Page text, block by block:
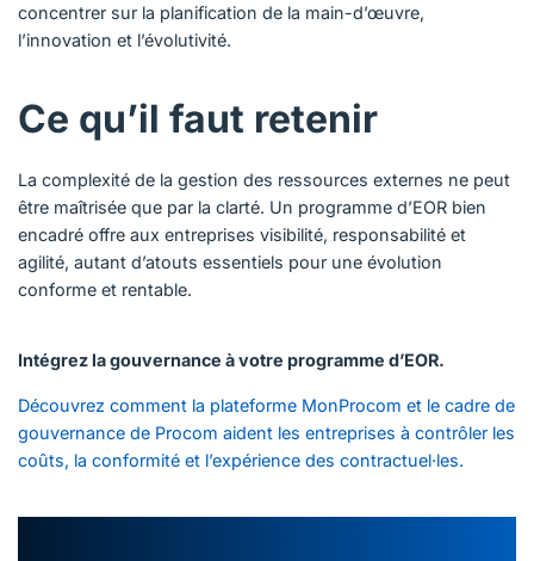
concentrer sur la planification de la main-d’œuvre,
l’innovation et l’évolutivité.
Ce qu’il faut retenir
La complexité de la gestion des ressources externes ne peut
être maîtrisée que par la clarté. Un programme d’EOR bien
encadré offre aux entreprises visibilité, responsabilité et
agilité, autant d’atouts essentiels pour une évolution
conforme et rentable.
Intégrez la gouvernance à votre programme d’EOR.
Découvrez comment la plateforme MonProcom et le cadre de
gouvernance de Procom aident les entreprises à contrôler les
coûts, la conformité et l’expérience des contractuel·les.